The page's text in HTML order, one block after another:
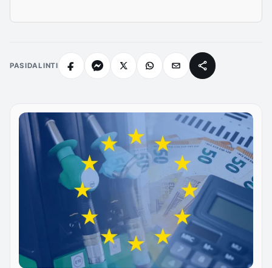
PASIDALINTI